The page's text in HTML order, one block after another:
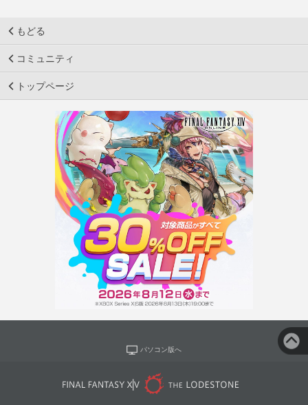
もどる
コミュニティ
トップページ
パソコン版へ